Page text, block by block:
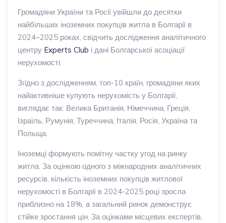
Громадяни України та Росії увійшли до десятки
найбільших іноземних покупців житла в Болгарії в
2024–2025 роках, свідчить дослідження аналітичного
центру Experts Club і дані Болгарської асоціації
нерухомості.
Згідно з дослідженням, топ-10 країн, громадяни яких
найактивніше купують нерухомість у Болгарії,
виглядає так: Велика Британія, Німеччина, Греція,
Ізраїль, Румунія, Туреччина, Італія, Росія, Україна та
Польща.
Іноземці формують помітну частку угод на ринку
житла. За оцінкою одного з міжнародних аналітичних
ресурсів, кількість іноземних покупців житлової
нерухомості в Болгарії в 2024-2025 році зросла
приблизно на 18%, а загальний ринок демонструє
стійке зростання цін. За оцінками місцевих експертів,